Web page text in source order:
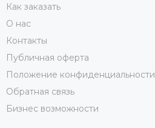
Как заказать
О нас
Контакты
Публичная оферта
Положение конфиденциальности
Обратная связь
Бизнес возможности